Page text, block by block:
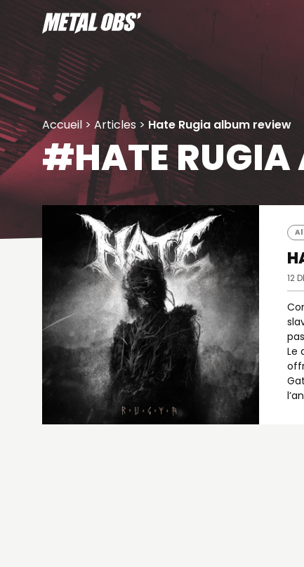
contenu
Accueil > Articles > Hate Rugia album review
#HATE RUGIA
12
Le